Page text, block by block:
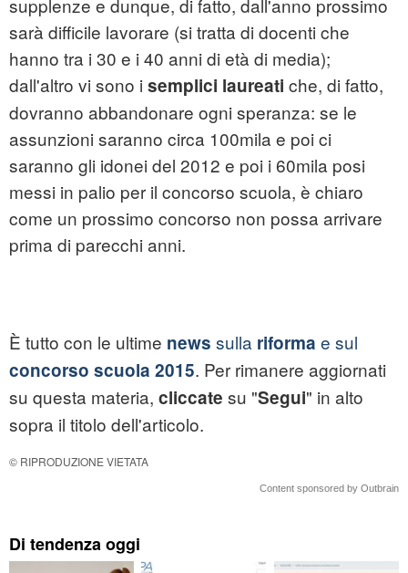
supplenze e dunque, di fatto, dall'anno prossimo
sarà difficile lavorare (si tratta di docenti che
hanno tra i 30 e i 40 anni di età di media);
dall'altro vi sono i semplici laureati che, di fatto,
dovranno abbandonare ogni speranza: se le
assunzioni saranno circa 100mila e poi ci
saranno gli idonei del 2012 e poi i 60mila posi
messi in palio per il concorso scuola, è chiaro
come un prossimo concorso non possa arrivare
prima di parecchi anni.
È tutto con le ultime news sulla riforma e sul
concorso scuola 2015. Per rimanere aggiornati
su questa materia, cliccate su "Segui" in alto
sopra il titolo dell'articolo.
© RIPRODUZIONE VIETATA
Content sponsored by Outbrain
Di tendenza oggi